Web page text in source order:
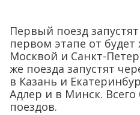
Первый поезд
первом этапе от
Москвой и Санкт-
же поезда запустят
в Казань и
Адлер и в Минск. Всего
поездов.